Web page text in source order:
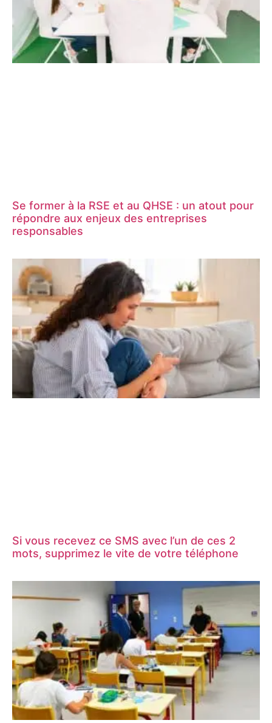
Se former à la RSE et au QHSE : un atout pour
répondre aux enjeux des entreprises
responsables
Si vous recevez ce SMS avec l’un de ces 2
mots, supprimez le vite de votre téléphone